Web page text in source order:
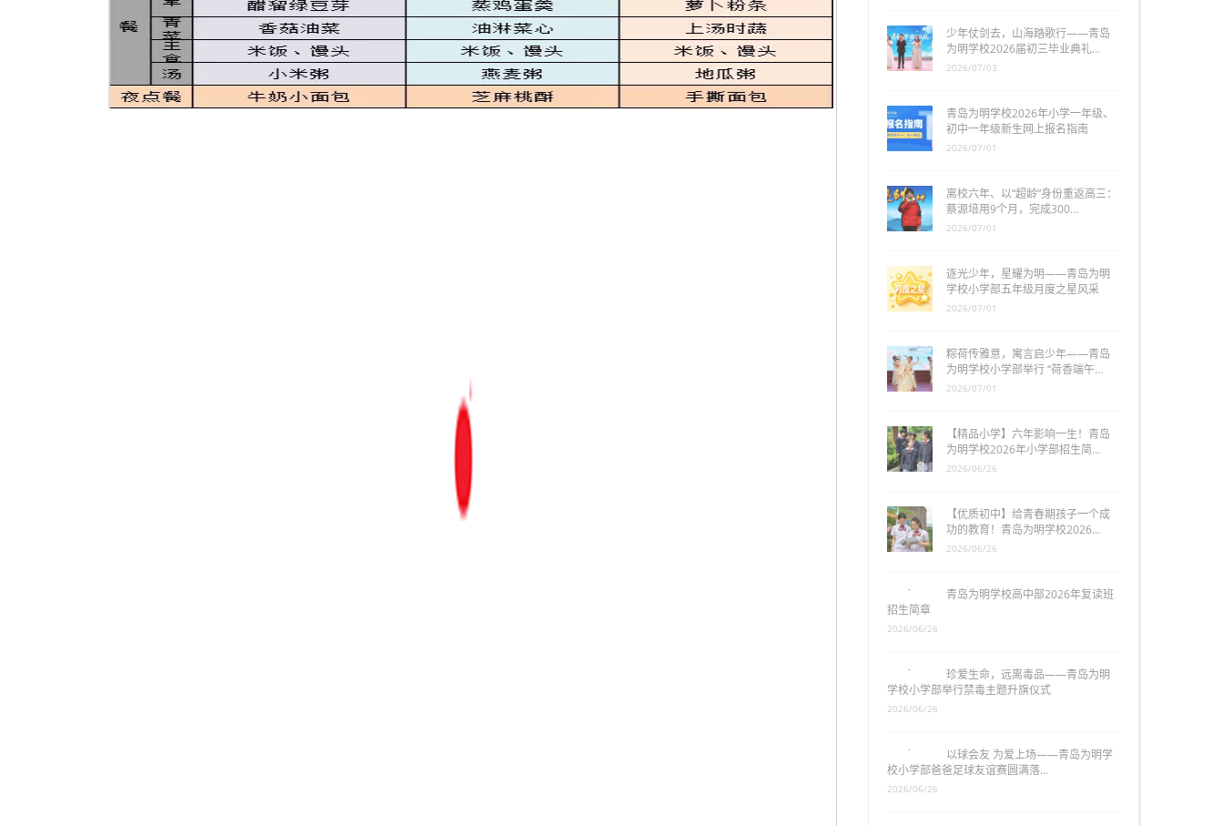
少年仗剑去，山海踏歌行——青岛
为明学校2026届初三毕业典礼…
2026/07/03
青岛为明学校2026年小学一年级、
初中一年级新生网上报名指南
2026/07/01
离校六年、以“超龄”身份重返高三：
蔡源培用9个月，完成300…
2026/07/01
逐光少年，星耀为明——青岛为明
学校小学部五年级月度之星风采
2026/07/01
粽荷传雅意，寓言启少年——青岛
为明学校小学部举行 “荷香端午…
2026/07/01
【精品小学】六年影响一生！青岛
为明学校2026年小学部招生简…
2026/06/26
【优质初中】给青春期孩子一个成
功的教育！青岛为明学校2026…
2026/06/26
青岛为明学校高中部2026年复读班
珍爱生命，远离毒品——青岛为明
学校小学部举行禁毒主题升旗仪式
以球会友 为爱上场——青岛为明学
校小学部爸爸足球友谊赛圆满落…